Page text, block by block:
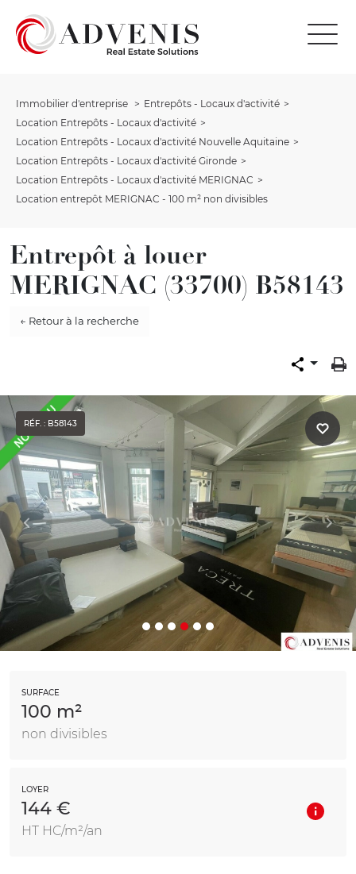
Immobilier d'entreprise
Entrepôts - Locaux d'activité
Location Entrepôts - Locaux d'activité
Location Entrepôts - Locaux d'activité Nouvelle Aquitaine
Location Entrepôts - Locaux d'activité Gironde
Location Entrepôts - Locaux d'activité MERIGNAC
Location entrepôt MERIGNAC - 100 m² non divisibles
Entrepôt à louer
MERIGNAC (33700) B58143
← Retour à la recherche
RÉF. : B58143
SURFACE
100 m²
non divisibles
LOYER
144 €
HT HC/m²/an